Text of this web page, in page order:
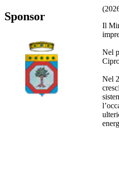
Sponsor
Il
Nel
Nel